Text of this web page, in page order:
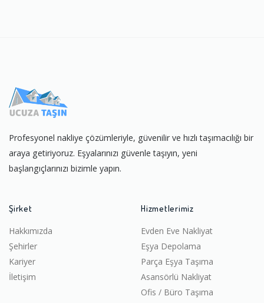
Profesyonel nakliye çözümleriyle, güvenilir ve hızlı taşımacılığı bir
araya getiriyoruz. Eşyalarınızı güvenle taşıyın, yeni
başlangıçlarınızı bizimle yapın.
Şirket
Hakkımızda
Şehirler
Kariyer
İletişim
Hizmetlerimiz
Evden Eve Nakliyat
Eşya Depolama
Parça Eşya Taşıma
Asansörlü Nakliyat
Ofis / Büro Taşıma